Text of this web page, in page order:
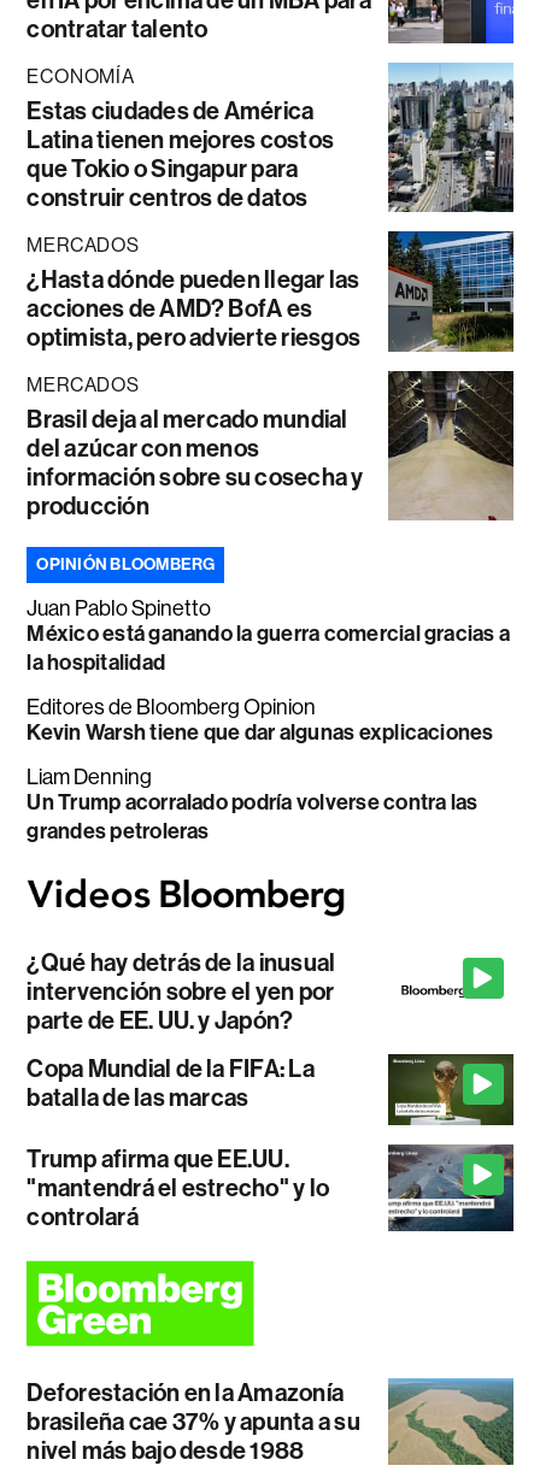
contratar talento
ECONOMÍA
Estas ciudades de América
Latina tienen mejores costos
que Tokio o Singapur para
construir centros de datos
MERCADOS
¿Hasta dónde pueden llegar las
acciones de AMD? BofA es
optimista, pero advierte riesgos
MERCADOS
Brasil deja al mercado mundial
del azúcar con menos
información sobre su cosecha y
producción
OPINIÓN BLOOMBERG
Juan Pablo Spinetto
México está ganando la guerra comercial gracias a
la hospitalidad
Editores de Bloomberg Opinion
Kevin Warsh tiene que dar algunas explicaciones
Liam Denning
Un Trump acorralado podría volverse contra las
grandes petroleras
¿Qué hay detrás de la inusual
intervención sobre el yen por
parte de EE. UU. y Japón?
Copa Mundial de la FIFA: La
batalla de las marcas
Trump afirma que EE.UU.
"mantendrá el estrecho" y lo
controlará
Deforestación en la Amazonía
brasileña cae 37% y apunta a su
nivel más bajo desde 1988